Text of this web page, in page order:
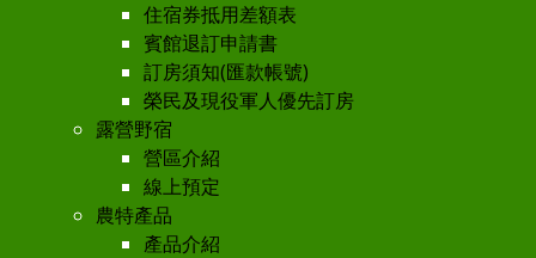
住宿券抵用差額表
賓館退訂申請書
訂房須知(匯款帳號)
榮民及現役軍人優先訂房
露營野宿
營區介紹
線上預定
農特產品
產品介紹